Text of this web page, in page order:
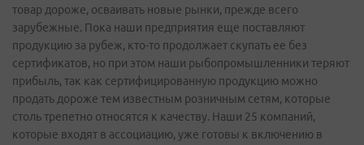
товар дороже, осваивать новые рынки, прежде всего
зарубежные. Пока наши предприятия еще поставляют
продукцию за рубеж, кто-то продолжает скупать ее без
сертификатов, но при этом наши рыбопромышленники теряют
прибыль, так как сертифицированную продукцию можно
продать дороже тем известным розничным сетям, которые
столь трепетно относятся к качеству. Наши 25 компаний,
которые входят в ассоциацию, уже готовы к включению в